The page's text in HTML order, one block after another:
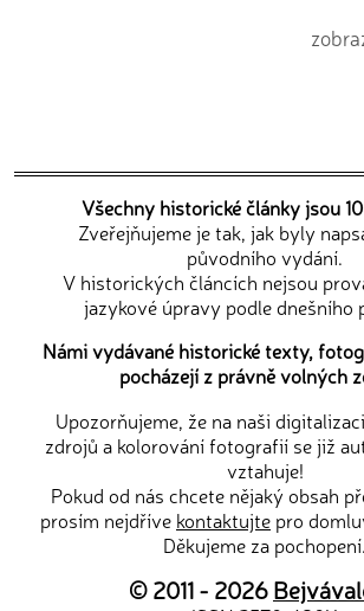
Všechny historické články jsou
Zveřejňujeme je tak, jak byly
původního vydání.
V historických článcích nejsou
jazykové úpravy podle dnešního
Námi vydávané historické texty,
pocházejí z právně volných
Upozorňujeme, že na naši
zdrojů a kolorování fotografií se již
vztahuje!
Pokud od nás chcete nějaký obsah
prosím nejdříve kontaktujte pro
Děkujeme za pochopení.
© 2011 - 2026